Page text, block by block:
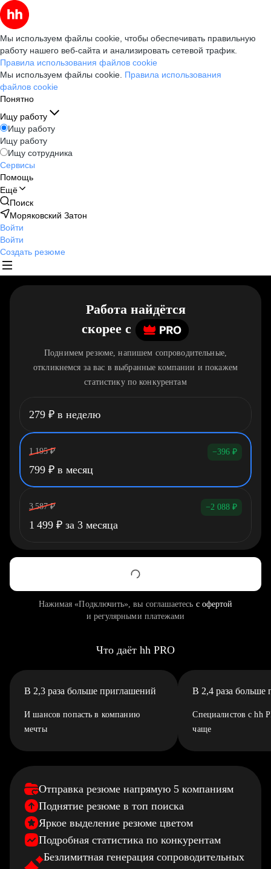
Мы используем файлы cookie, чтобы обеспечивать правильную
работу нашего веб-сайта и анализировать сетевой трафик.
Правила использования файлов cookie
Мы используем файлы cookie. Правила использования
файлов cookie
Понятно
Ищу работу
Ищу работу
Ищу работу
Ищу сотрудника
Сервисы
Помощь
Ещё
Поиск
Моряковский Затон
Войти
Войти
Создать резюме
Работа найдётся
скорее c
Поднимем резюме, напишем сопроводительные,
откликнемся за вас в выбранные компании и покажем
статистику по конкурентам
279 ₽ в неделю
1 195 ₽ −396 ₽
799 ₽ в месяц
3 587 ₽ −2 088 ₽
1 499 ₽ за 3 месяца
Нажимая «Подключить», вы соглашаетесь с офертой
и регулярными платежами
Что даёт hh PRO
В 2,3 раза больше приглашений
И шансов попасть в компанию
мечты
В 2,4 раза больше
Специалистов с hh
чаще
Отправка резюме напрямую 5 компаниям
Поднятие резюме в топ поиска
Яркое выделение резюме цветом
Подробная статистика по конкурентам
Безлимитная генерация сопроводительных